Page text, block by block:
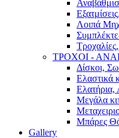
Λοιπά
ΤΡΟΧΟΙ -
Δίσκοι,
Ελαστικά
Ελατήρια,
Μεγάλα
Μπάρες
Gallery